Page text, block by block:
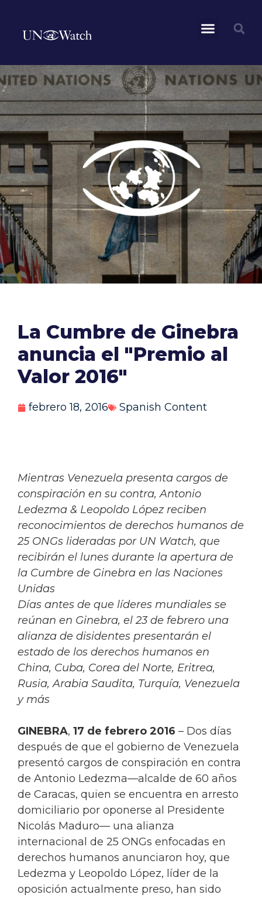
La Cumbre de Ginebra
anuncia el "Premio al
Valor 2016"
febrero 18, 2016 Spanish Content
Mientras Venezuela presenta cargos de
conspiración en su contra, Antonio
Ledezma & Leopoldo López reciben
reconocimientos de derechos humanos de
25 ONGs lideradas por UN Watch, que
recibirán el lunes durante la apertura de
la Cumbre de Ginebra en las Naciones
Unidas
Días antes de que líderes mundiales se
reúnan en Ginebra, el 23 de febrero una
alianza de disidentes presentarán el
estado de los derechos humanos en
China, Cuba, Corea del Norte, Eritrea,
Rusia, Arabia Saudita, Turquía, Venezuela
y más
GINEBRA, 17 de febrero 2016 – Dos días
después de que el gobierno de Venezuela
presentó cargos de conspiración en contra
de Antonio Ledezma—alcalde de 60 años
de Caracas, quien se encuentra en arresto
domiciliario por oponerse al Presidente
Nicolás Maduro— una alianza
internacional de 25 ONGs enfocadas en
derechos humanos anunciaron hoy, que
Ledezma y Leopoldo López, líder de la
oposición actualmente preso, han sido